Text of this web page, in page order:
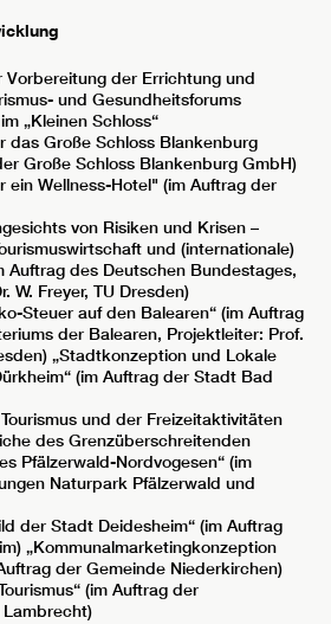
Vorbereitung der Errichtung und
und Gesundheitsforums
„Kleinen Schloss“
das Große Schloss Blankenburg
Große Schloss Blankenburg GmbH)
ein Wellness-Hotel" (im Auftrag der
von Risiken und Krisen –
und (internationale)
Auftrag des Deutschen Bundestages,
W. Freyer, TU Dresden)
Steuer auf den Balearen“ (im Auftrag
der Balearen, Projektleiter: Prof.
„Stadtkonzeption und Lokale
(im Auftrag der Stadt Bad
und der Freizeitaktivitäten
des Grenzüberschreitenden
Pfälzerwald-Nordvogesen“ (im
Naturpark Pfälzerwald und
der Stadt Deidesheim“ (im Auftrag
„Kommunalmarketingkonzeption
der Gemeinde Niederkirchen)
(im Auftrag der